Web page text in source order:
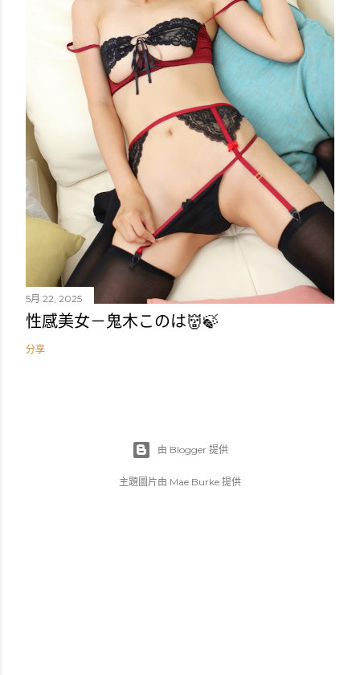
5月 22, 2025
性感美女－鬼木このは👹🍃
分享
由 Blogger 提供
主題圖片由 Mae Burke 提供